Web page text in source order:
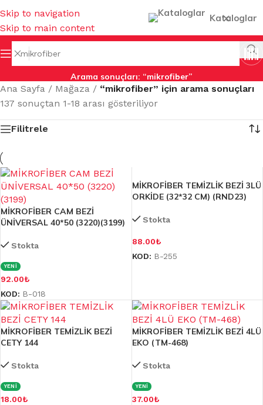
Skip to navigation
Skip to main content
Kataloglar
Arama sonuçları: “mikrofiber”
Ana Sayfa / Mağaza / “mikrofiber” için arama sonuçları
137 sonuçtan 1-18 arası gösteriliyor
Filitrele
MİKROFİBER CAM BEZİ
ÜNİVERSAL 40*50 (3220)(3199)
Stokta
YENİ
92.00₺
KOD: B-018
MİKROFİBER TEMİZLİK BEZİ 3LÜ
ORKİDE (32*32 CM) (RND23)
Stokta
88.00₺
KOD: B-255
MİKROFİBER TEMİZLİK BEZİ
CETY 144
Stokta
YENİ
18.00₺
MİKROFİBER TEMİZLİK BEZİ 4LÜ
EKO (TM-468)
Stokta
YENİ
37.00₺
×